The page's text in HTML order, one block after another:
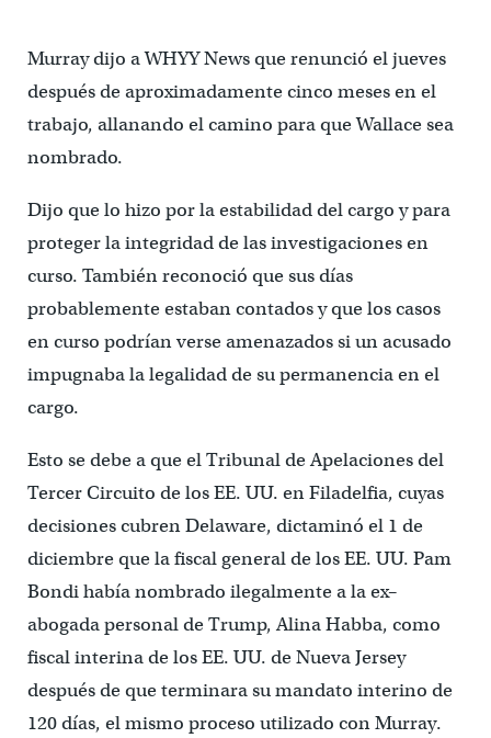
Murray dijo a WHYY News que renunció el jueves
después de aproximadamente cinco meses en el
trabajo, allanando el camino para que Wallace sea
nombrado.
Dijo que lo hizo por la estabilidad del cargo y para
proteger la integridad de las investigaciones en
curso. También reconoció que sus días
probablemente estaban contados y que los casos
en curso podrían verse amenazados si un acusado
impugnaba la legalidad de su permanencia en el
cargo.
Esto se debe a que el Tribunal de Apelaciones del
Tercer Circuito de los EE. UU. en Filadelfia, cuyas
decisiones cubren Delaware, dictaminó el 1 de
diciembre que la fiscal general de los EE. UU. Pam
Bondi había nombrado ilegalmente a la ex–
abogada personal de Trump, Alina Habba, como
fiscal interina de los EE. UU. de Nueva Jersey
después de que terminara su mandato interino de
120 días, el mismo proceso utilizado con Murray.